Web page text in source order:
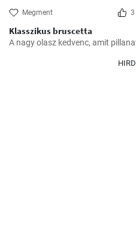
Megment 3
Klasszikus bruscetta
A nagy olasz kedvenc, amit